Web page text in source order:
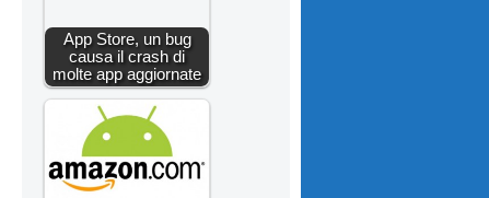
App Store, un bug
causa il crash di
molte app aggiornate